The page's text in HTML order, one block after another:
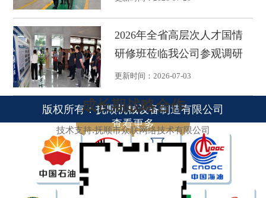
2026年全省高层次人才国情
研修班莅临我公司参观调研
更新时间： 2026-07-03
查看更多
成长期战略合作
版权所有：抚顺机械设备制造有限公司
技术支持:抚顺市众联网络技术有限公司